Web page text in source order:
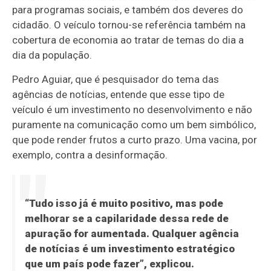
para programas sociais, e também dos deveres do
cidadão. O veículo tornou-se referência também na
cobertura de economia ao tratar de temas do dia a
dia da população.
Pedro Aguiar, que é pesquisador do tema das
agências de notícias, entende que esse tipo de
veículo é um investimento no desenvolvimento e não
puramente na comunicação como um bem simbólico,
que pode render frutos a curto prazo. Uma vacina, por
exemplo, contra a desinformação.
“Tudo isso já é muito positivo, mas pode
melhorar se a capilaridade dessa rede de
apuração for aumentada. Qualquer agência
de notícias é um investimento estratégico
que um país pode fazer”, explicou.